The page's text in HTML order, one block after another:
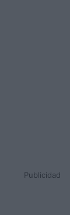
Publicidad